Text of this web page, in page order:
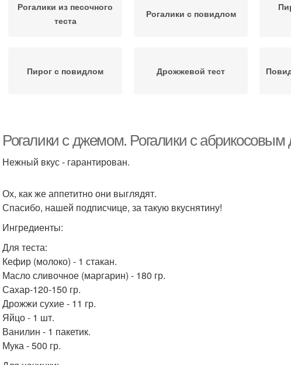
Рогалики из песочного
теста
Рогалики с повидлом
Пирог с повидлом Дрожжевой тест
тесте
дрожжевого теста
Рогалики с джемом. Рогалики с
Нежный вкус - гарантирован.
Ох, как же аппетитно они выглядят.
Спасибо, нашей подписчице, за такую вкуснятину!
Ингредиенты:
Для теста:
Кефир (молоко) - 1 стакан.
Масло сливочное (маргарин) - 180 гр.
Сахар-120-150 гр.
Дрожжи сухие - 11 гр.
Яйцо - 1 шт.
Ванилин - 1 пакетик.
Мука - 500 гр.